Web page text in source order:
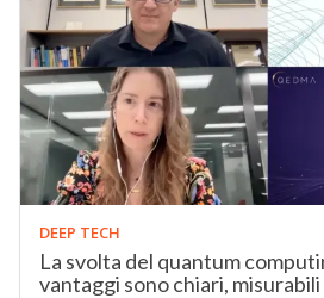
DEEP TECH
La svolta del quantum
vantaggi sono chiari,